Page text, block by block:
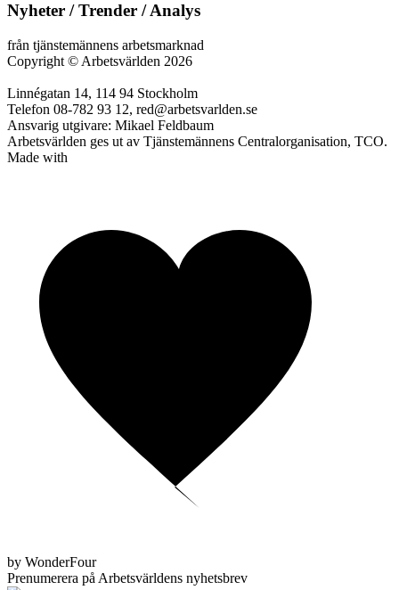
Nyheter / Trender / Analys
från tjänstemännens arbetsmarknad
Copyright © Arbetsvärlden 2026
Linnégatan 14, 114 94 Stockholm
Telefon 08-782 93 12, red@arbetsvarlden.se
Ansvarig utgivare: Mikael Feldbaum
Arbetsvärlden ges ut av Tjänstemännens Centralorganisation, TCO.
Made with
by WonderFour
Prenumerera på Arbetsvärldens nyhetsbrev